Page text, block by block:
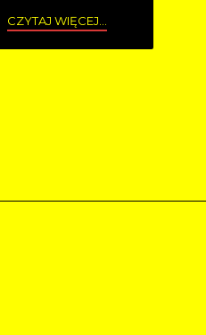
CZYTAJ WIĘCEJ...